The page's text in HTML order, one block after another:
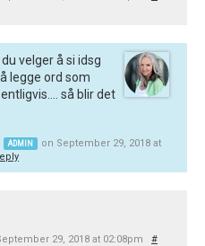
velger å si idsg
legge ord som
så blir det
ADMIN
on September 29, 2018 at
29, 2018 at 02:08pm
#